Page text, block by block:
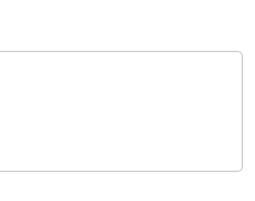
てはコメント削除や書き込み制